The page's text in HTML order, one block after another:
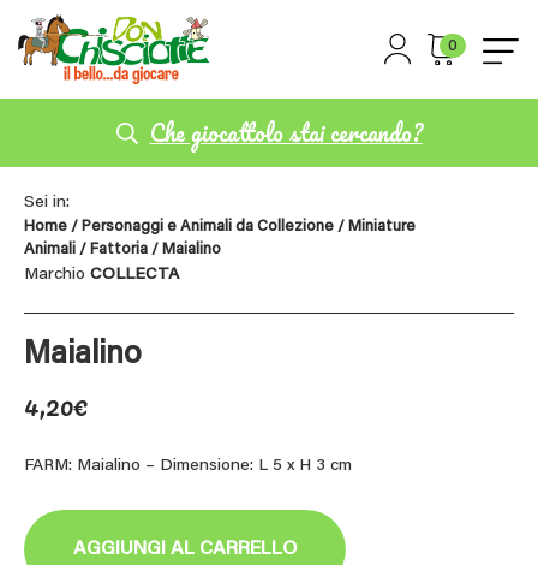
0
Che giocattolo stai cercando?
Sei in:
Home / Personaggi e Animali da Collezione / Miniature
Animali / Fattoria / Maialino
Marchio COLLECTA
Maialino
4,20€
FARM: Maialino – Dimensione: L 5 x H 3 cm
AGGIUNGI AL CARRELLO